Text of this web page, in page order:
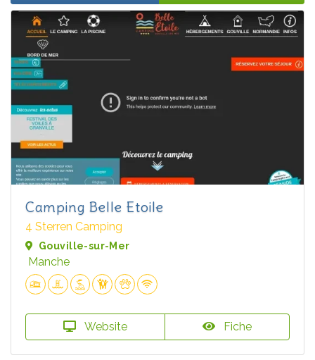
Camping Belle Etoile
4 Sterren Camping
Gouville-sur-Mer
Manche
Website Fiche